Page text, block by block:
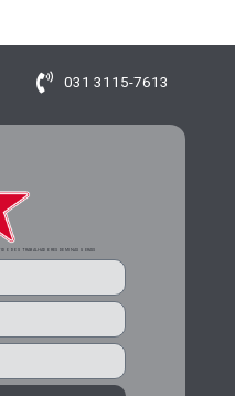
031 3115-7613
DOS TRABALHADORES DE MINAS GERAIS